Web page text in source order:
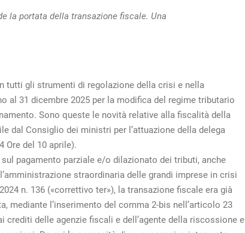
la portata della transazione fiscale. Una
tutti gli strumenti di regolazione della crisi e nella
al 31 dicembre 2025 per la modifica del regime tributario
Sono queste le novità relative alla fiscalità della
dal Consiglio dei ministri per l’attuazione della delega
Ore del 10 aprile).
pagamento parziale e/o dilazionato dei tributi, anche
straordinaria delle grandi imprese in crisi
n. 136 («correttivo ter»), la transazione fiscale era già
l’inserimento del comma 2-bis nell’articolo 23
delle agenzie fiscali e dell’agente della riscossione e